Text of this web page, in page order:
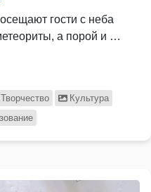
гости с неба
а порой и …
Творчество
Культура